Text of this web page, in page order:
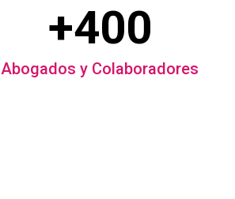
+400
Abogados y Colaboradores